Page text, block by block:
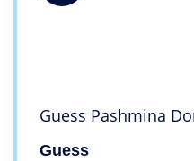
Guess Pashmina
Guess